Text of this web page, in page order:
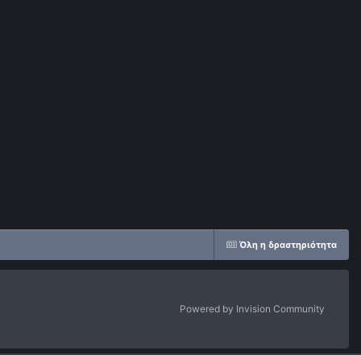
Όλη η δραστηριότητα
Powered by Invision Community